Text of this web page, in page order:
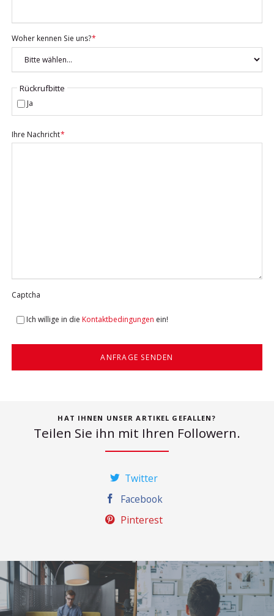
Pflichtfeld
Woher kennen Sie uns?*
Rückrufbitte
Ja
Pflichtfeld
Ihre Nachricht*
Captcha
Ich willige in die Kontaktbedingungen ein!
ANFRAGE SENDEN
HAT IHNEN UNSER ARTIKEL GEFALLEN?
Teilen Sie ihn mit Ihren Followern.
Twitter
Facebook
Pinterest